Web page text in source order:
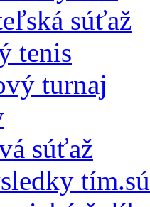
súťaž
tenis
turnaj
súťaž